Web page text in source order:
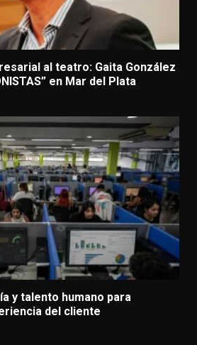
al teatro: Gaita González
en Mar del Plata
y talento humano para
del cliente